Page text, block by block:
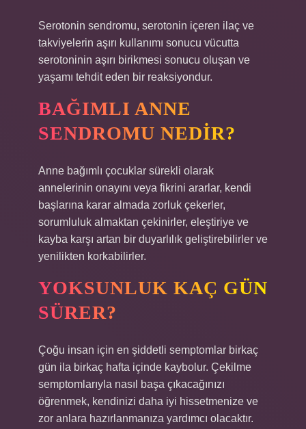
Serotonin sendromu, serotonin içeren ilaç ve
takviyelerin aşırı kullanımı sonucu vücutta
serotoninin aşırı birikmesi sonucu oluşan ve
yaşamı tehdit eden bir reaksiyondur.
BAĞIMLI ANNE
SENDROMU NEDIR?
Anne bağımlı çocuklar sürekli olarak
annelerinin onayını veya fikrini ararlar, kendi
başlarına karar almada zorluk çekerler,
sorumluluk almaktan çekinirler, eleştiriye ve
kayba karşı artan bir duyarlılık geliştirebilirler ve
yenilikten korkabilirler.
YOKSUNLUK KAÇ GÜN
SÜRER?
Çoğu insan için en şiddetli semptomlar birkaç
gün ila birkaç hafta içinde kaybolur. Çekilme
semptomlarıyla nasıl başa çıkacağınızı
öğrenmek, kendinizi daha iyi hissetmenize ve
zor anlara hazırlanmanıza yardımcı olacaktır.